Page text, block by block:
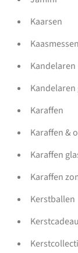
Kaarsen
Kandelaren
Kandelaren
Karaffen
Karaffen &
Karaffen
Karaffen
Kerstballen